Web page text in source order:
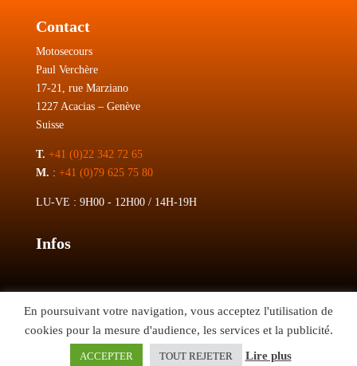
Contact
Motosecours
Paul Verchère
17-21, rue Marziano
1227 Acacias – Genève
Suisse
T. +41 (0)22 342 72 65
M. : +41 (0)79 625 75 80
LU-VE : 9H00 - 12H00 / 14H-19H
Infos
CONCESSIONNAIRE EXCLUSIF DE LA MARQUE
© Copyright 2026 - Création :Internet Diffusion
En poursuivant votre navigation, vous acceptez l'utilisation de
cookies pour la mesure d'audience, les services et la publicité.
ACCEPTER TOUT REJETER Lire plus